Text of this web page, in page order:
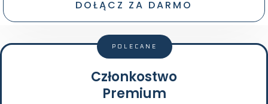
DOŁĄCZ ZA DARMO
Członkostwo
Premium
POLECANE